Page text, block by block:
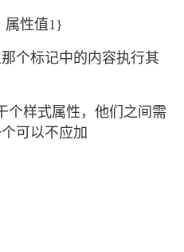
属性值1}
个标记中的内容执行其
个样式属性，他们之间需
可以不应加